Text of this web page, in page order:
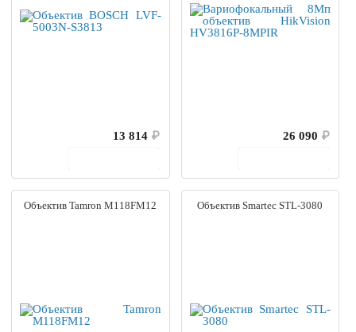
13 814 ₽
26 090 ₽
Объектив Tamron M118FM12 Объектив Smartec STL-3080